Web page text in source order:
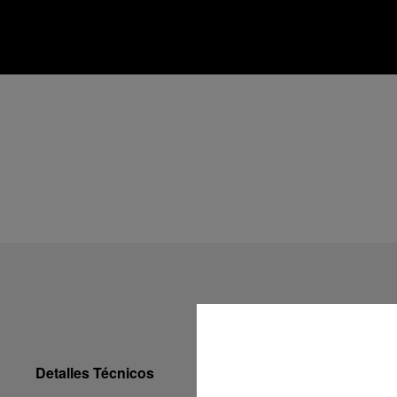
Detalles Técnicos